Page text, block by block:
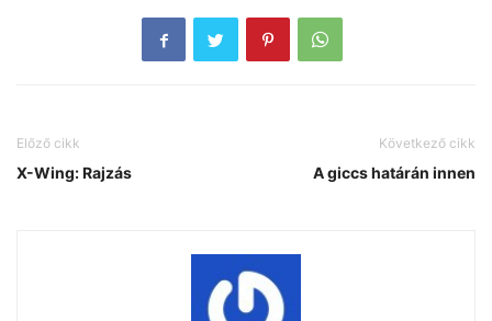
Előző cikk
X-Wing: Rajzás
Következő cikk
A giccs határán innen